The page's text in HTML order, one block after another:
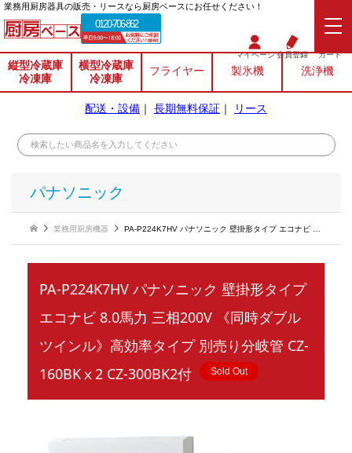
業務⽤厨房器具の販売・リースなら厨房ベースにお任せください！
0120-706-862
マイページ会員登録 カート
縦型冷蔵庫
冷凍庫
横型冷蔵庫
冷凍庫
フライヤー 製氷機 洗浄機
配送・設備 ｜ 長期無料保証 ｜ リース
パナソニック
業務用厨房機器 PA-P224K7HV パナソニック 壁掛形タイプ エコナビ 8.0馬力 三相200V 《同時ダブルツインル》高効率タイプ 別売り分岐管 CZ-160BKⅹ2 CZ-300BK2付
PA-P224K7HV パナソニック 壁掛形タイプ
エコナビ 8.0馬力 三相200V 《同時ダブル
ツインル》高効率タイプ 別売り分岐管 CZ-
160BKⅹ2 CZ-300BK2付
Sold Out